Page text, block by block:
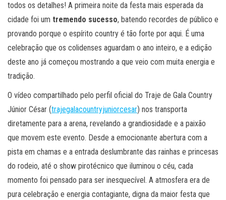
todos os detalhes! A primeira noite da festa mais esperada da
cidade foi um tremendo sucesso, batendo recordes de público e
provando porque o espírito country é tão forte por aqui. É uma
celebração que os colidenses aguardam o ano inteiro, e a edição
deste ano já começou mostrando a que veio com muita energia e
tradição.
O vídeo compartilhado pelo perfil oficial do Traje de Gala Country
Júnior César (trajegalacountryjuniorcesar) nos transporta
diretamente para a arena, revelando a grandiosidade e a paixão
que movem este evento. Desde a emocionante abertura com a
pista em chamas e a entrada deslumbrante das rainhas e princesas
do rodeio, até o show pirotécnico que iluminou o céu, cada
momento foi pensado para ser inesquecível. A atmosfera era de
pura celebração e energia contagiante, digna da maior festa que